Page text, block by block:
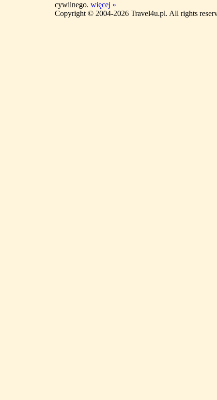
cywilnego. więcej »
Copyright © 2004-2026 Travel4u.pl. All rights